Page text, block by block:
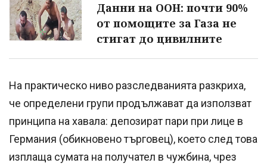
Данни на ООН: почти 90%
от помощите за Газа не
стигат до цивилните
На практическо ниво разследванията разкриха,
че определени групи продължават да използват
принципа на хавала: депозират пари при лице в
Германия (обикновено търговец), което след това
изплаща сумата на получател в чужбина, чрез